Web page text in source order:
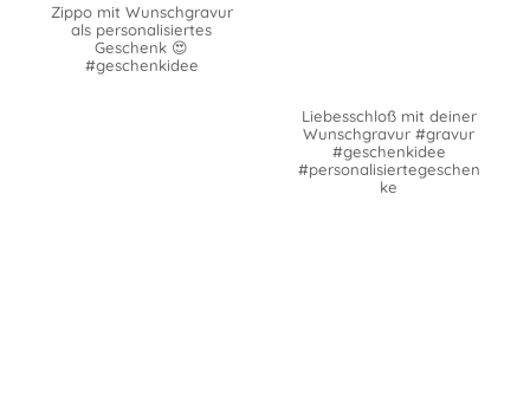
Zippo mit Wunschgravur
als personalisiertes
Geschenk 😍
#geschenkidee
Liebesschloß mit deiner
Wunschgravur #gravur
#geschenkidee
#personalisiertegeschen
ke